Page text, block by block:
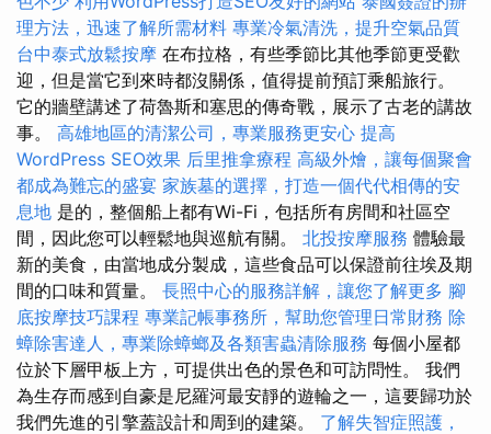
理方法，迅速了解所需材料 專業冷氣清洗，提升空氣品質
台中泰式放鬆按摩 在布拉格，有些季節比其他季節更受歡
迎，但是當它到來時都沒關係，值得提前預訂乘船旅行。
它的牆壁講述了荷魯斯和塞思的傳奇戰，展示了古老的講故
事。 高雄地區的清潔公司，專業服務更安心 提高
WordPress SEO效果 后里推拿療程 高級外燴，讓每個聚會
都成為難忘的盛宴 家族墓的選擇，打造一個代代相傳的安
息地 是的，整個船上都有Wi-Fi，包括所有房間和社區空
間，因此您可以輕鬆地與巡航有關。 北投按摩服務 體驗最
新的美食，由當地成分製成，這些食品可以保證前往埃及期
間的口味和質量。 長照中心的服務詳解，讓您了解更多 腳
底按摩技巧課程 專業記帳事務所，幫助您管理日常財務 除
蟑除害達人，專業除蟑螂及各類害蟲清除服務 每個小屋都
位於下層甲板上方，可提供出色的景色和可訪問性。 我們
為生存而感到自豪是尼羅河最安靜的遊輪之一，這要歸功於
我們先進的引擎蓋設計和周到的建築。 了解失智症照護，